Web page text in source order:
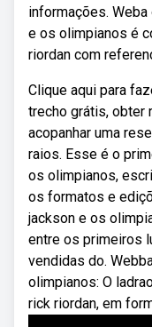
informações.
e os olimpianos é
riordan com
Clique aqui para
trecho grátis, obter
acopanhar uma
raios. Esse é o
os olimpianos,
os formatos e
jackson e os
entre os primeiros
vendidas do.
olimpianos: O
rick riordan, em